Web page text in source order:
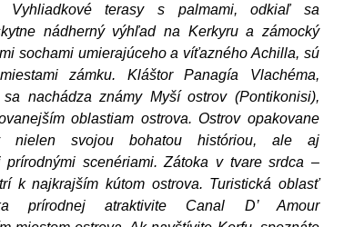
Vyhliadkové terasy s palmami, odkiaľ sa
nádherný výhľad na Kerkyru a zámocký
sochami umierajúceho a víťazného Achilla, sú
zámku. Kláštor Panagía Vlachéma,
nachádza známy Myší ostrov (Pontikonisi),
oblastiam ostrova. Ostrov opakovane
nielen svojou bohatou históriou, ale aj
prírodnými scenériami. Zátoka v tvare srdca –
k najkrajším kútom ostrova. Turistická oblasť
prírodnej atraktivite Canal D’ Amour